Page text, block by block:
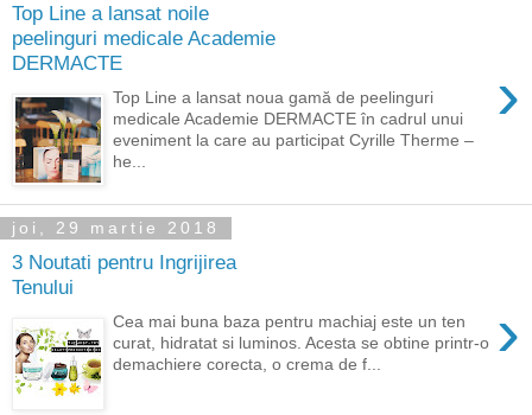
Top Line a lansat noile
peelinguri medicale Academie
DERMACTE
›
Top Line a lansat noua gamă de peelinguri
medicale Academie DERMACTE în cadrul unui
eveniment la care au participat Cyrille Therme –
he...
joi, 29 martie 2018
3 Noutati pentru Ingrijirea
Tenului
›
Cea mai buna baza pentru machiaj este un ten
curat, hidratat si luminos. Acesta se obtine printr-o
demachiere corecta, o crema de f...